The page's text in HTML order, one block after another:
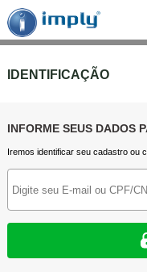
IDENTIFICAÇÃO
INFORME SEUS DADOS
Iremos identificar seu cadastro ou